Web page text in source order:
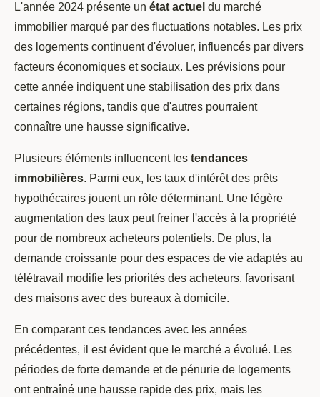
L'année 2024 présente un état actuel du marché
immobilier marqué par des fluctuations notables. Les prix
des logements continuent d'évoluer, influencés par divers
facteurs économiques et sociaux. Les prévisions pour
cette année indiquent une stabilisation des prix dans
certaines régions, tandis que d'autres pourraient
connaître une hausse significative.
Plusieurs éléments influencent les tendances
immobilières. Parmi eux, les taux d'intérêt des prêts
hypothécaires jouent un rôle déterminant. Une légère
augmentation des taux peut freiner l'accès à la propriété
pour de nombreux acheteurs potentiels. De plus, la
demande croissante pour des espaces de vie adaptés au
télétravail modifie les priorités des acheteurs, favorisant
des maisons avec des bureaux à domicile.
En comparant ces tendances avec les années
précédentes, il est évident que le marché a évolué. Les
périodes de forte demande et de pénurie de logements
ont entraîné une hausse rapide des prix, mais les